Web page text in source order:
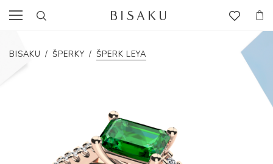
BISAKU / ŠPERKY / ŠPERK LEYA